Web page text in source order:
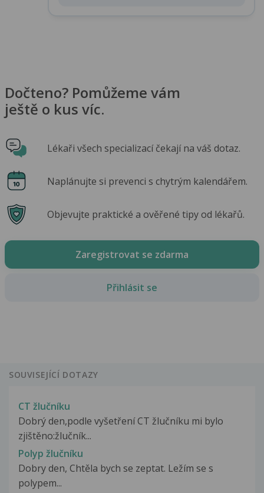
Dočteno? Pomůžeme vám
ještě o kus víc.
Lékaři všech specializací čekají na váš dotaz.
Naplánujte si prevenci s chytrým kalendářem.
Objevujte praktické a ověřené tipy od lékařů.
Zaregistrovat se zdarma
Přihlásit se
SOUVISEJÍCÍ DOTAZY
CT žlučníku
Dobrý den,podle vyšetření CT žlučníku mi bylo
zjištěno:žlučník...
Polyp žlučníku
Dobry den, Chtěla bych se zeptat. Ležím se s
polypem...